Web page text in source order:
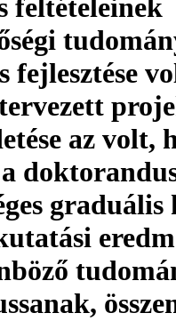
feltételeinek
fejlesztése
az volt,